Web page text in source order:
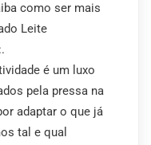
como ser mais
Leite
é um luxo
pela pressa na
adaptar o que já
tal e qual